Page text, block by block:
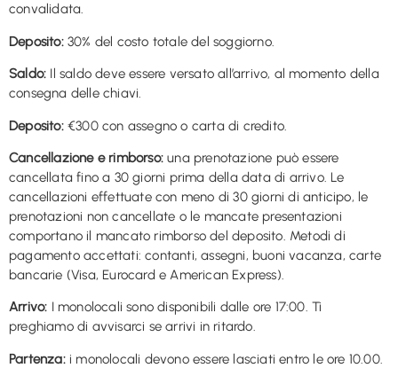
convalidata.
Deposito:30% del costo totale del soggiorno.
Saldo: Il saldo deve essere versato all’arrivo, al momento della
consegna delle chiavi.
Deposito:€300 con assegno o carta di credito.
Cancellazione e rimborso: una prenotazione può essere
cancellata fino a 30 giorni prima della data di arrivo. Le
cancellazioni effettuate con meno di 30 giorni di anticipo, le
prenotazioni non cancellate o le mancate presentazioni
comportano il mancato rimborso del deposito. Metodi di
pagamento accettati: contanti, assegni, buoni vacanza, carte
bancarie (Visa, Eurocard e American Express).
Arrivo: I monolocali sono disponibili dalle ore 17:00. Ti
preghiamo di avvisarci se arrivi in ritardo.
Partenza:i monolocali devono essere lasciati entro le ore 10.00.